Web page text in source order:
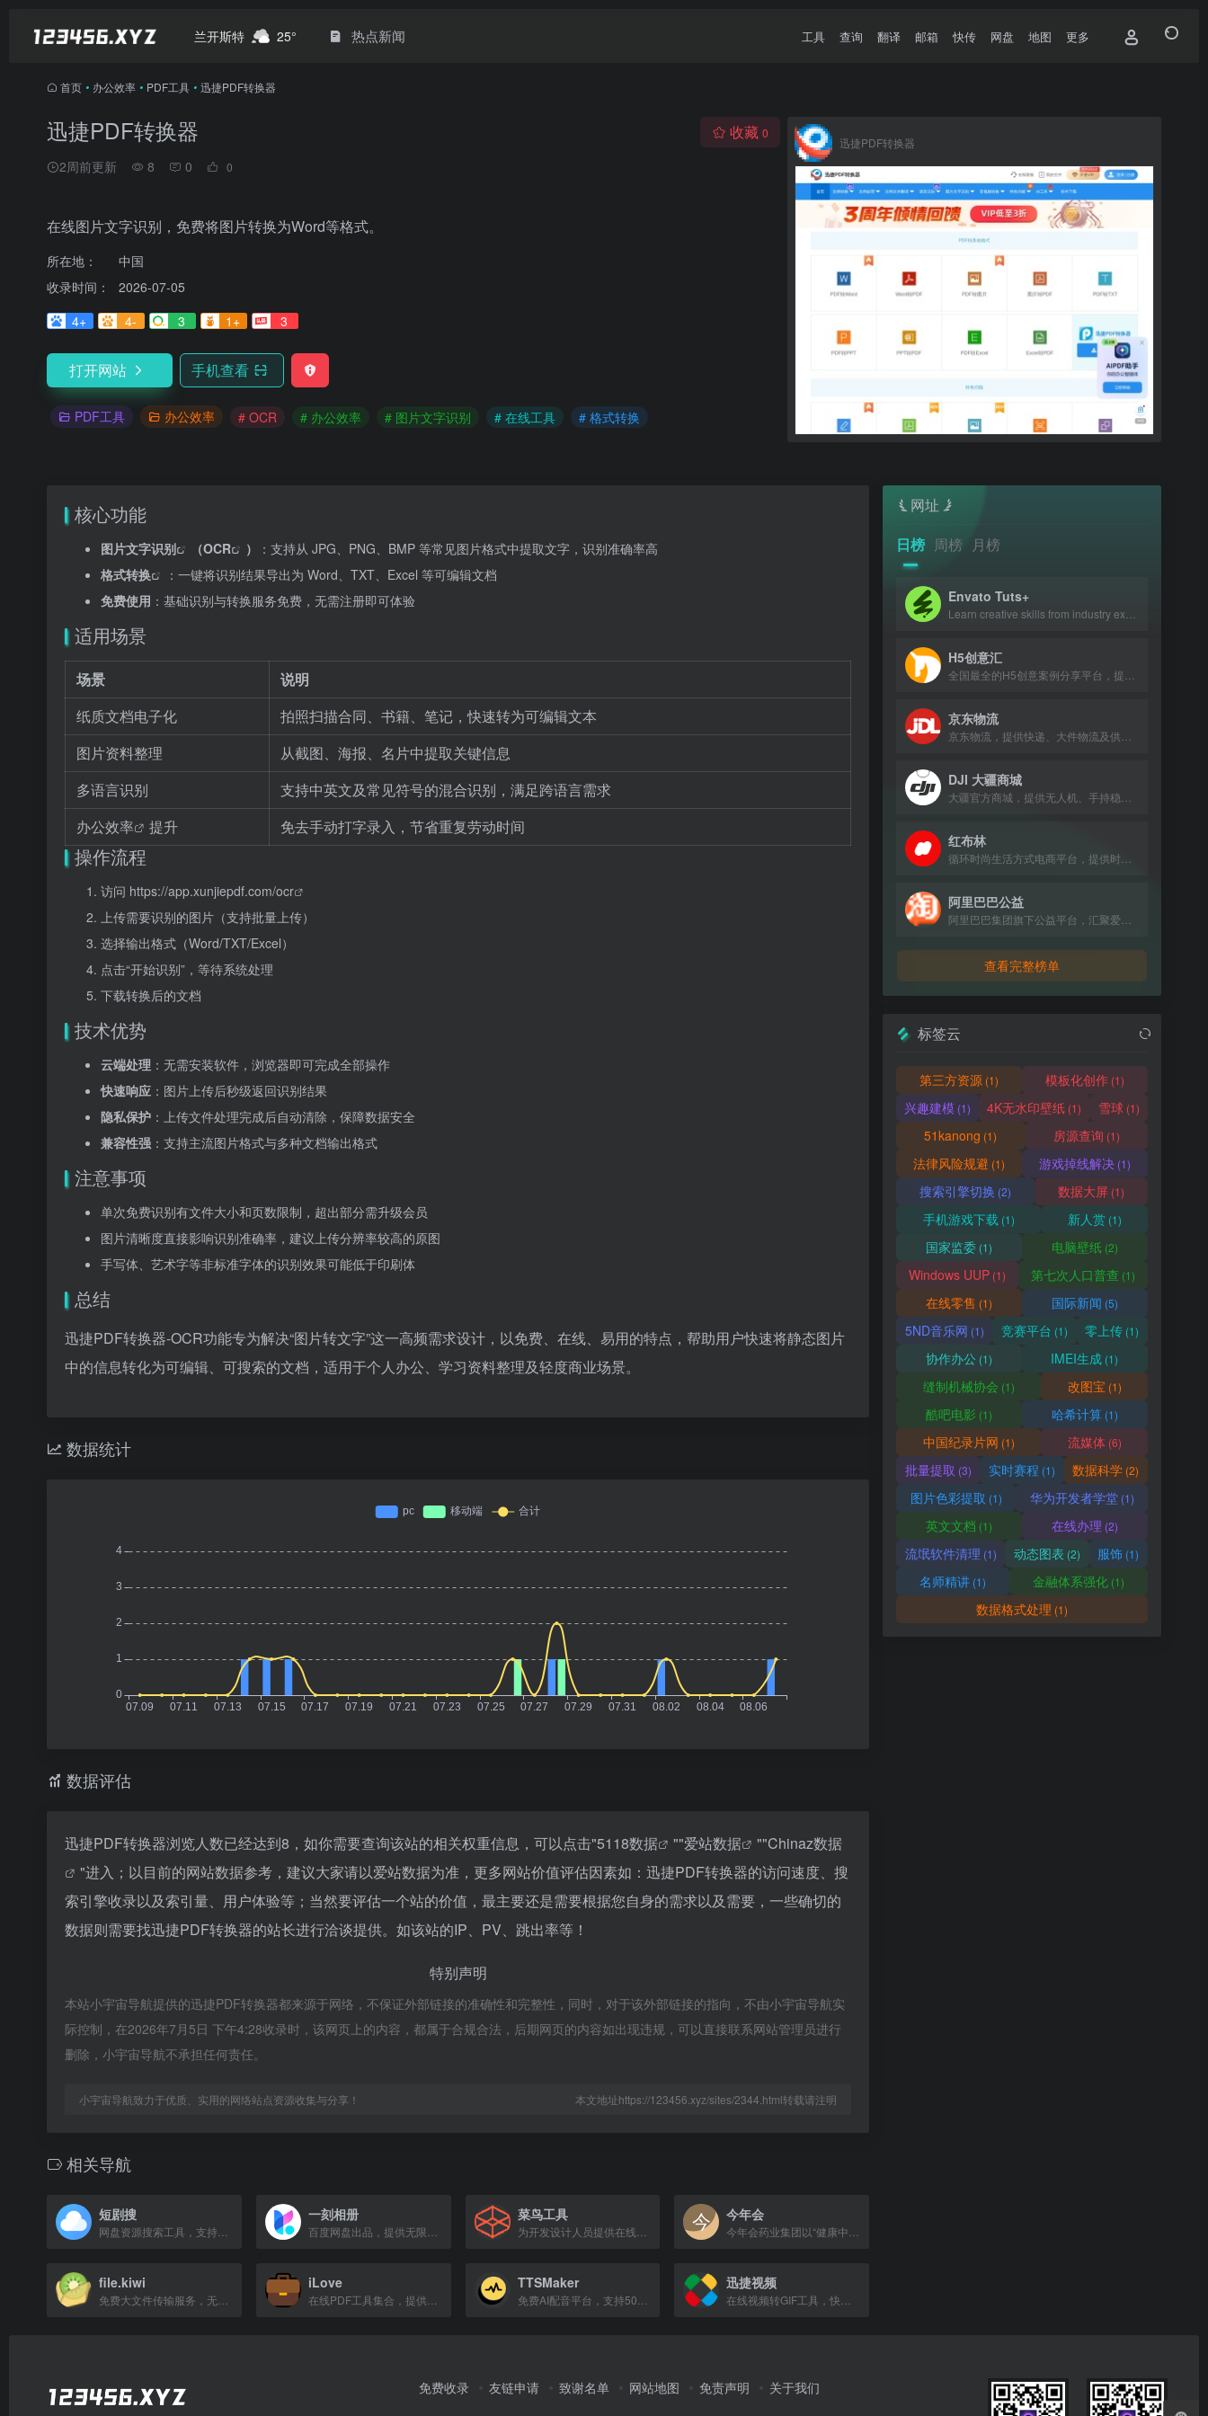
兰开斯特 25° 热点新闻 工具 查询 翻译 邮箱 快传 网盘 地图 更多
首页 • 办公效率 • PDF工具 • 迅捷PDF转换器
迅捷PDF转换器
2周前更新 8 0 0
收藏 0
在线图片文字识别，免费将图片转换为Word等格式。
所在地：
中国
收录时间：
2026-07-05
4+
4- 3 1+ 3
打开网站 手机查看
PDF工具 办公效率 # OCR # 办公效率 # 图片文字识别 # 在线工具 # 格式转换
迅捷PDF转换器
核心功能
图片文字识别 （OCR ）
：支持从 JPG、PNG、BMP 等常见图片格式中提取文字，识别准确率高
格式转换
：一键将识别结果导出为 Word、TXT、Excel 等可编辑文档
免费使用 ：基础识别与转换服务免费，无需注册即可体验
适用场景
场景
说明
纸质文档电子化
拍照扫描合同、书籍、笔记，快速转为可编辑文本
图片资料整理
从截图、海报、名片中提取关键信息
多语言识别
支持中英文及常见符号的混合识别，满足跨语言需求
办公效率
提升 免去手动打字录入，节省重复劳动时间
操作流程
访问 https://app.xunjiepdf.com/ocr
上传需要识别的图片（支持批量上传）
选择输出格式（Word/TXT/Excel）
点击“开始识别”，等待系统处理
下载转换后的文档
技术优势
云端处理 ：无需安装软件，浏览器即可完成全部操作
快速响应 ：图片上传后秒级返回识别结果
隐私保护 ：上传文件处理完成后自动清除，保障数据安全
兼容性强 ：支持主流图片格式与多种文档输出格式
注意事项
单次免费识别有文件大小和页数限制，超出部分需升级会员
图片清晰度直接影响识别准确率，建议上传分辨率较高的原图
手写体、艺术字等非标准字体的识别效果可能低于印刷体
总结
迅捷PDF转换器-OCR功能专为解决“图片转文字”这一高频需求设计，以免费、在线、易用的特点，帮助用户快速将静态图片
中的信息转化为可编辑、可搜索的文档，适用于个人办公、学习资料整理及轻度商业场景。
数据统计
数据评估
迅捷PDF转换器浏览人数已经达到8，如你需要查询该站的相关权重信息，可以点击"5118数据 ""爱站数据 ""Chinaz数据
"进入；以目前的网站数据参考，建议大家请以爱站数据为准，更多网站价值评估因素如：迅捷PDF转换器的访问速度、搜
索引擎收录以及索引量、用户体验等；当然要评估一个站的价值，最主要还是需要根据您自身的需求以及需要，一些确切的
数据则需要找迅捷PDF转换器的站长进行洽谈提供。如该站的IP、PV、跳出率等！
特别声明
本站小宇宙导航提供的迅捷PDF转换器都来源于网络，不保证外部链接的准确性和完整性，同时，对于该外部链接的指向，不由小宇宙导航实
际控制，在2026年7月5日 下午4:28收录时，该网页上的内容，都属于合规合法，后期网页的内容如出现违规，可以直接联系网站管理员进行
删除，小宇宙导航不承担任何责任。
小宇宙导航致力于优质、实用的网络站点资源收集与分享！ 本文地址https://123456.xyz/sites/2344.html转载请注明
相关导航
短剧搜 一刻相册 菜鸟工具 今年会
file.kiwi iLove TTSMaker 迅捷视频
网址
日榜 周榜 月榜
Envato Tuts+
H5创意汇
京东物流
DJI 大疆商城
红布林
阿里巴巴公益
查看完整榜单
标签云
第三方资源 (1) 模板化创作 (1)
兴趣建模 (1) 4K无水印壁纸 (1) 雪球(1)
51kanong (1) 房源查询 (1)
法律风险规避 (1) 游戏掉线解决 (1)
搜索引擎切换 (2) 数据大屏 (1)
手机游戏下载 (1) 新人赏(1)
国家监委 (1) 电脑壁纸 (2)
Windows UUP (1) 第七次人口普查 (1)
在线零售 (1) 国际新闻 (5)
5ND音乐网 (1) 竞赛平台 (1) 零上传 (1)
协作办公 (1) IMEI生成 (1)
缝制机械协会 (1) 改图宝 (1)
酷吧电影 (1) 哈希计算 (1)
中国纪录片网 (1) 流媒体(6)
批量提取 (3) 实时赛程 (1) 数据科学 (2)
图片色彩提取 (1) 华为开发者学堂(1)
英文文档 (1) 在线办理 (2)
流氓软件清理 (1) 动态图表 (2) 服饰 (1)
名师精讲 (1) 金融体系强化 (1)
数据格式处理 (1)
免费收录 友链申请 致谢名单 网站地图 免责声明 关于我们